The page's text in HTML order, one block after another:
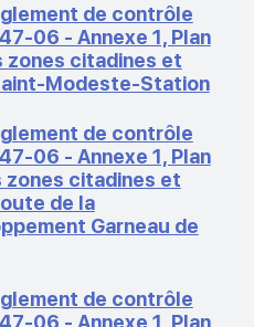
de contrôle
06 - Annexe 1, Plan
zones citadines et
Modeste-Station
de contrôle
06 - Annexe 1, Plan
zones citadines et
de la
Garneau de
de contrôle
06 - Annexe 1, Plan